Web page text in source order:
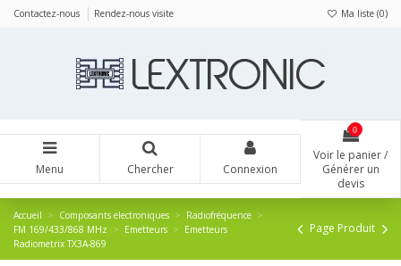
Contactez-nous Rendez-nous visite Ma liste (0)
Menu Chercher Connexion
0
Voir le panier /
Générer un
devis
Accueil Composants electroniques
Radiofréquence
FM 169/433/868 MHz
Emetteurs
Emetteurs
Radiometrix TX3A-869
Page Produit
Panneau de gestion des cookies